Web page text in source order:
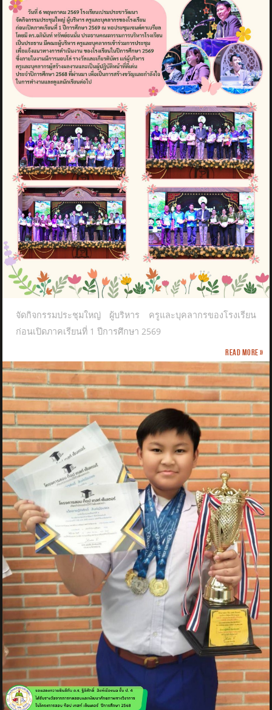
จัดกิจกรรมประชุมใหญ่ ผู้บริหาร ครูและบุคลากรของโรงเรียน
ก่อนเปิดภาคเรียนที่ 1 ปีการศึกษา 2569
Read more »